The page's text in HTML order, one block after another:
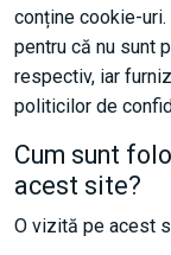
conține cookie-uri.
pentru că nu sunt
respectiv, iar
politicilor de
Cum sunt
acest site?
O vizită pe acest